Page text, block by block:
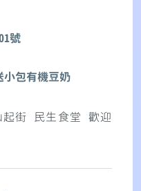
號
小包有機豆奶
街 民生食堂 歡迎